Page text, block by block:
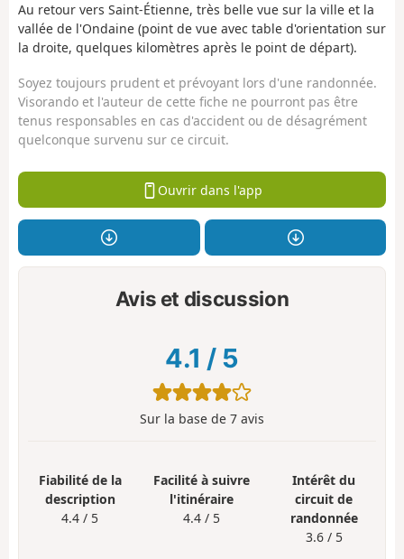
Au retour vers Saint-Étienne, très belle vue sur la ville et la
vallée de l'Ondaine (point de vue avec table d'orientation sur
la droite, quelques kilomètres après le point de départ).
Soyez toujours prudent et prévoyant lors d'une randonnée.
Visorando et l'auteur de cette fiche ne pourront pas être
tenus responsables en cas d'accident ou de désagrément
quelconque survenu sur ce circuit.
Ouvrir dans l'app
Avis et discussion
4.1 / 5
Sur la base de 7 avis
Fiabilité de la
description
4.4 / 5
Facilité à suivre
l'itinéraire
4.4 / 5
Intérêt du
circuit de
randonnée
3.6 / 5